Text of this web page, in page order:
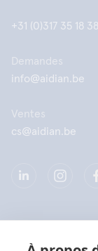
+31 (0)317 35 18 38
Demandes
info@aidian.be
Ventes
cs@aidian.be